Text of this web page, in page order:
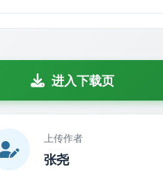
进入下载页
上传作者
张尧